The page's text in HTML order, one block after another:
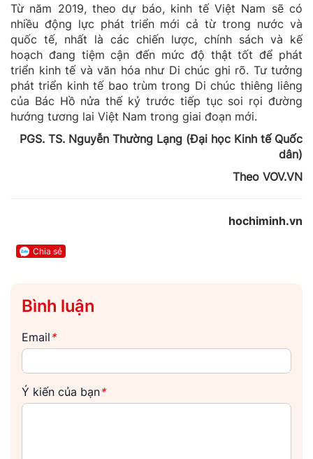
Từ năm 2019, theo dự báo, kinh tế Việt Nam sẽ có
nhiều động lực phát triển mới cả từ trong nước và
quốc tế, nhất là các chiến lược, chính sách và kế
hoạch đang tiệm cận đến mức độ thật tốt để phát
triển kinh tế và văn hóa như Di chúc ghi rõ. Tư tưởng
phát triển kinh tế bao trùm trong Di chúc thiêng liêng
của Bác Hồ nửa thế kỷ trước tiếp tục soi rọi đường
hướng tương lai Việt Nam trong giai đoạn mới.
PGS. TS. Nguyễn Thường Lạng (Đại học Kinh tế Quốc
dân)
Theo VOV.VN
hochiminh.vn
Chia sẻ
Bình luận
Email *
Ý kiến của bạn*